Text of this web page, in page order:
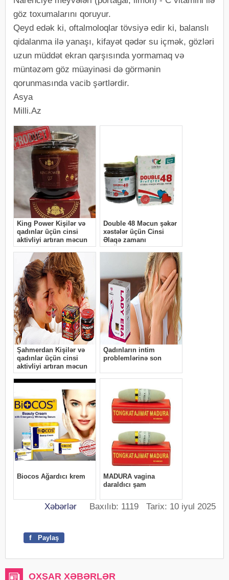
göz toxumalarını qoruyur.
Qeyd edək ki, oftalmoloqlar tövsiyə edir ki, balanslı
qidalanma ilə yanaşı, kifayət qədər su içmək, gözləri
uzun müddət ekran qarşısında yormamaq və
müntəzəm göz müayinəsi də görmənin
qorunmasında vacib şərtlərdir.
Asya
Milli.Az
Xəbərlər Baxılıb: 1119 Tarix: 10 iyul 2025
f Paylaş
OXŞAR XƏBƏRLƏR